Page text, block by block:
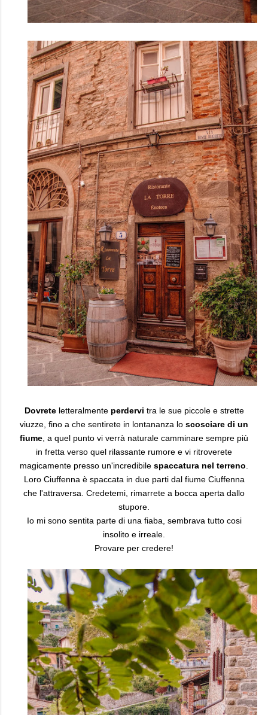
Dovreteletteralmente perdervi tra le sue piccole e strette
viuzze, fino a che sentirete in lontananza lo scosciare di un
fiume , a quel punto vi verrà naturale camminare sempre più
in fretta verso quel rilassante rumore e vi ritroverete
magicamente presso un'incredibile spaccatura nel terreno
Loro Ciuffenna è spaccata in due parti dal fiume Ciuffenna
che l'attraversa. Credetemi, rimarrete a bocca aperta dallo
stupore.
Io mi sono sentita parte di una fiaba, sembrava tutto cosi
insolito e irreale.
Provare per credere!